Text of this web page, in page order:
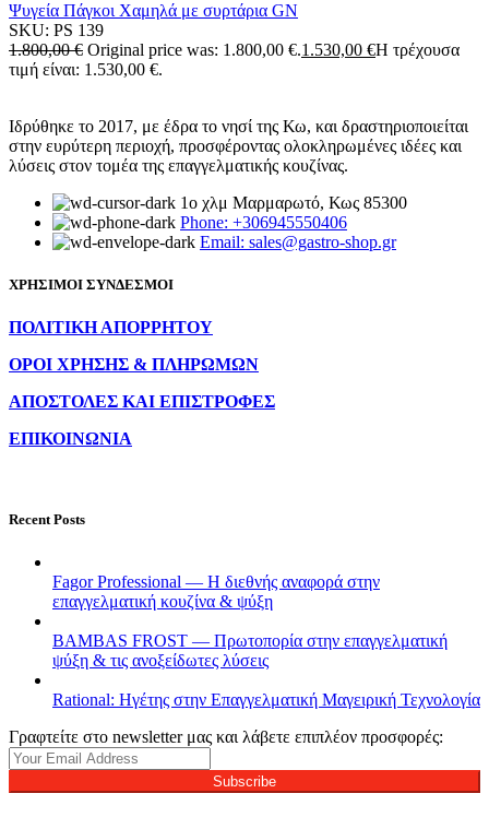
Ψυγεία Πάγκοι Χαμηλά με συρτάρια GN
SKU: PS 139
1.800,00€ Original price was: 1.800,00 €.1.530,00 €Η τρέχουσα
τιμή είναι: 1.530,00 €.
Ιδρύθηκε το 2017, με έδρα το νησί της Κω, και δραστηριοποιείται
στην ευρύτερη περιοχή, προσφέροντας ολοκληρωμένες ιδέες και
λύσεις στον τομέα της επαγγελματικής κουζίνας.
1ο χλμ Μαρμαρωτό, Κως 85300
Phone: +306945550406
Email: sales@gastro-shop.gr
ΧΡΗΣΙΜΟΙ ΣΥΝΔΕΣΜΟΙ
ΠΟΛΙΤΙΚΗ ΑΠΟΡΡΗΤΟΥ
ΟΡΟΙ ΧΡΗΣΗΣ & ΠΛΗΡΩΜΩΝ
ΑΠΟΣΤΟΛΕΣ ΚΑΙ ΕΠΙΣΤΡΟΦΕΣ
ΕΠΙΚΟΙΝΩΝΙΑ
Recent Posts
Fagor Professional — Η διεθνής αναφορά στην
επαγγελματική κουζίνα & ψύξη
BAMBAS FROST — Πρωτοπορία στην επαγγελματική
ψύξη & τις ανοξείδωτες λύσεις
Rational: Ηγέτης στην Επαγγελματική Μαγειρική Τεχνολογία
Γραφτείτε στο newsletter μας και λάβετε επιπλέον προσφορές:
Subscribe